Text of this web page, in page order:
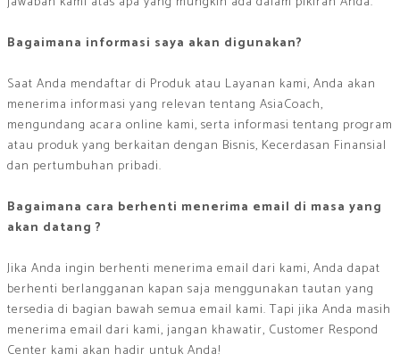
Bagaimana informasi saya akan digunakan?
Saat Anda mendaftar di Produk atau Layanan kami, Anda akan
menerima informasi yang relevan tentang AsiaCoach,
mengundang acara online kami, serta informasi tentang program
atau produk yang berkaitan dengan Bisnis, Kecerdasan Finansial
dan pertumbuhan pribadi.
Bagaimana cara berhenti menerima email di masa yang
akan datang ?
Jika Anda ingin berhenti menerima email dari kami, Anda dapat
berhenti berlangganan kapan saja menggunakan tautan yang
tersedia di bagian bawah semua email kami. Tapi jika Anda masih
menerima email dari kami, jangan khawatir, Customer Respond
Center kami akan hadir untuk Anda!